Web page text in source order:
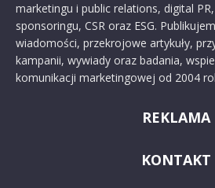
marketingu i public relations, digital
sponsoringu, CSR oraz ESG.
wiadomości, przekrojowe artykuły,
kampanii, wywiady oraz badania,
komunikacji marketingowej od 2004
REKLAMA
KONTAKT